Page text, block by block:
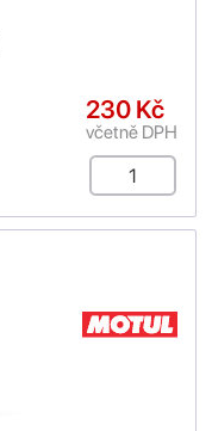
230 Kč
včetně DPH